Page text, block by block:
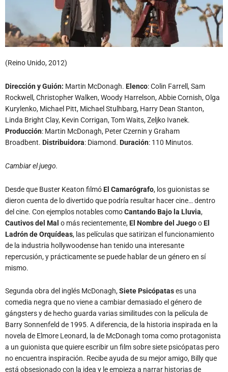
(Reino Unido, 2012)
Dirección y Guión: Martin McDonagh. Elenco: Colin Farrell, Sam
Rockwell, Christopher Walken, Woody Harrelson, Abbie Cornish, Olga
Kurylenko, Michael Pitt, Michael Stulhbarg, Harry Dean Stanton,
Linda Bright Clay, Kevin Corrigan, Tom Waits, Zeljko Ivanek.
Producción: Martin McDonagh, Peter Czernin y Graham
Broadbent. Distribuidora: Diamond. Duración: 110 Minutos.
Cambiar el juego.
Desde que Buster Keaton filmóEl Camarógrafo, los guionistas se
dieron cuenta de lo divertido que podría resultar hacer cine… dentro
del cine. Con ejemplos notables comoCantando Bajo la Lluvia,
Cautivos del Mal o más recientemente,El Nombre del JuegooEl
Ladrón de Orquídeas, las películas que satirizan el funcionamiento
de la industria hollywoodense han tenido una interesante
repercusión, y prácticamente se puede hablar de un género en sí
mismo.
Segunda obra del inglés McDonagh,Siete Psicópatases una
comedia negra que no viene a cambiar demasiado el género de
gángsters y de hecho guarda varias similitudes con la película de
Barry Sonnenfeld de 1995. A diferencia, de la historia inspirada en la
novela de Elmore Leonard, la de McDonagh toma como protagonista
a un guionista que quiere escribir un film sobre siete psicópatas pero
no encuentra inspiración. Recibe ayuda de su mejor amigo, Billy que
está obsesionado con la idea y le empieza a narrar historias de